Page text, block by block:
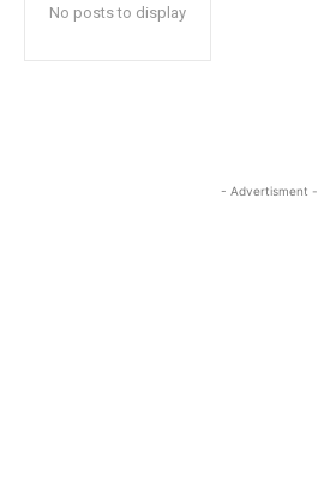
No posts to display
- Advertisment -